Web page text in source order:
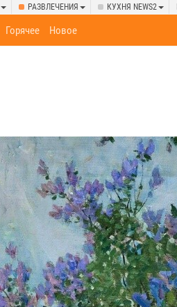
РАЗВЛЕЧЕНИЯ КУХНЯ NEWS2
Горячее Новое